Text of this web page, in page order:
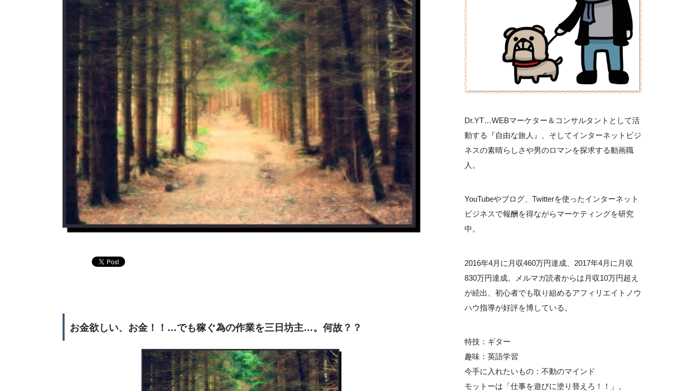
お金欲しい、お金！！…でも稼ぐ為の作業を三日坊主…。何故？？
Dr.YT…WEBマーケター＆コンサルタントとして活
動する『自由な旅人』、そしてインターネットビジ
ネスの素晴らしさや男のロマンを探求する動画職
人。
YouTubeやブログ、Twitterを使ったインターネット
ビジネスで報酬を得ながらマーケティングを研究
中。
2016年4月に月収460万円達成、2017年4月に月収
830万円達成。メルマガ読者からは月収10万円超え
が続出、初心者でも取り組めるアフィリエイトノウ
ハウ指導が好評を博している。
特技：ギター
趣味：英語学習
今手に入れたいもの：不動のマインド
モットーは「仕事を遊びに塗り替えろ！！」。